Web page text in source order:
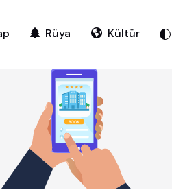
Rüya Kültür